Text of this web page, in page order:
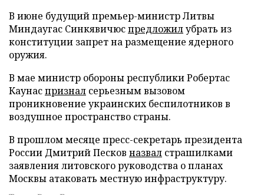
В июне будущий премьер-министр Литвы
Миндаугас Синкявичюспредложилубрать из
конституции запрет на размещение ядерного
оружия.
В мае министр обороны республики Робертас
Каунаспризнал серьезным вызовом
проникновение украинских беспилотников в
воздушное пространство страны.
В прошлом месяце пресс-секретарь президента
России Дмитрий Песков назвал страшилками
заявления литовского руководства о планах
Москвы атаковать местную инфраструктуру.